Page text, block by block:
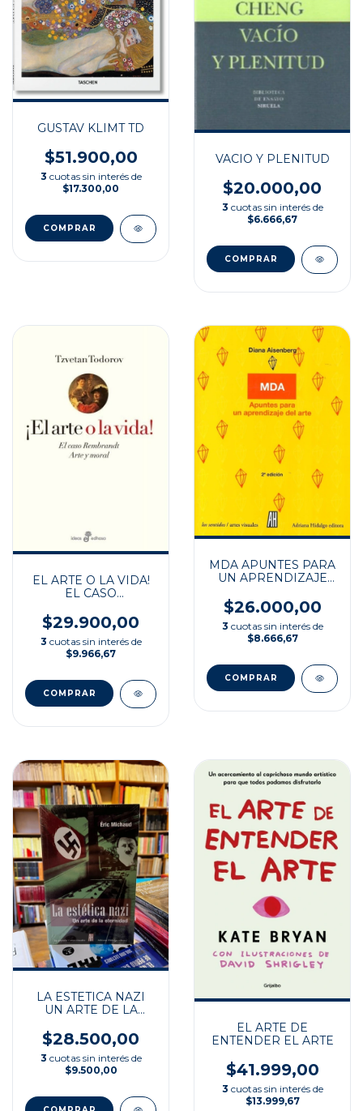
GUSTAV KLIMT TD
$51.900,00
3 cuotas sin interés de
$17.300,00
VACIO Y PLENITUD
$20.000,00
3 cuotas sin interés de
$6.666,67
EL ARTE O LA VIDA!
EL CASO
$29.900,00
3 cuotas sin interés de
$9.966,67
MDA APUNTES PARA
UN APRENDIZAJE
$26.000,00
3 cuotas sin interés de
$8.666,67
LA ESTETICA NAZI
UN ARTE DE LA
$28.500,00
3 cuotas sin interés de
$9.500,00
EL ARTE DE
ENTENDER EL ARTE
$41.999,00
3 cuotas sin interés de
$13.999,67